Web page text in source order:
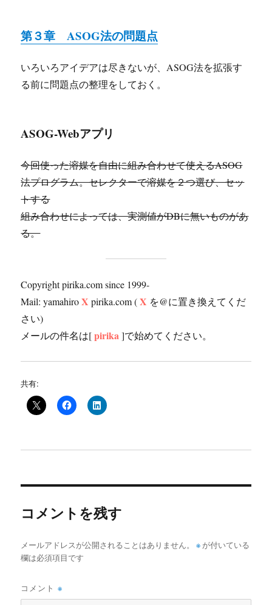
第３章 ASOG法の問題点
いろいろアイデアは尽きないが、ASOG法を拡張す
る前に問題点の整理をしておく。
ASOG-Webアプリ
今回使った溶媒を自由に組み合わせて使えるASOG
法プログラム。セレクターで溶媒を２つ選び、セッ
トする
組み合わせによっては、実測値がDBに無いものがあ
る。
Copyright pirika.com since 1999-
Mail: yamahiro X pirika.com ( X を@に置き換えてくだ
さい)
メールの件名は[ pirika ]で始めてください。
共有:
コメントを残す
メールアドレスが公開されることはありません。 ※ が付いている
欄は必須項目です
コメント※